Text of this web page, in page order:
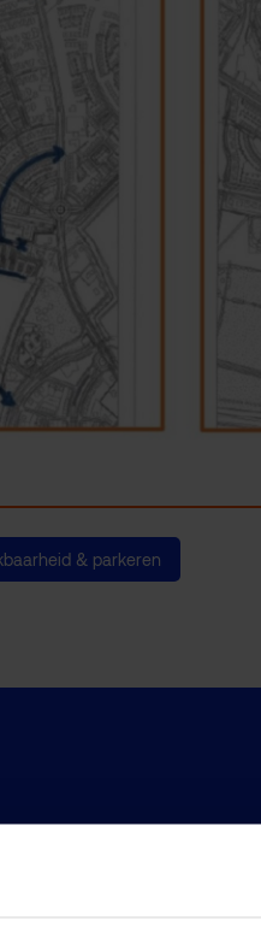
& parkeren